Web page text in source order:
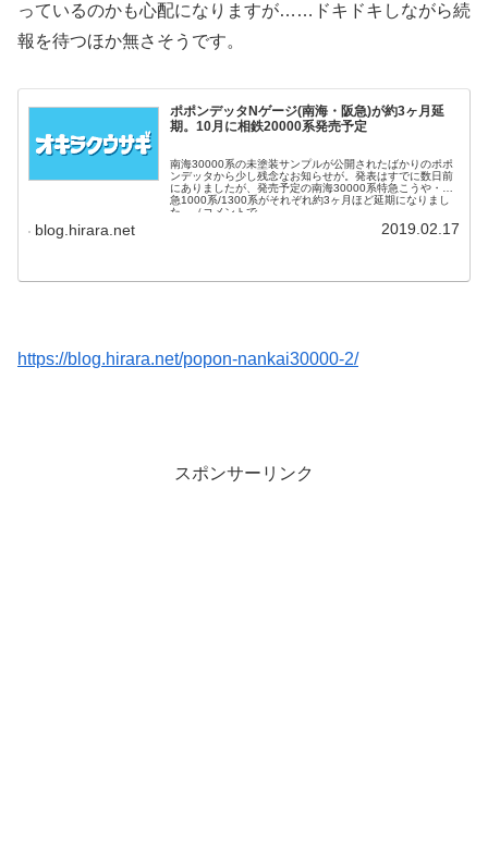
っているのかも心配になりますが……ドキドキしながら続
報を待つほか無さそうです。
ポポンデッタNゲージ(南海・阪急)が約3ヶ月延
期。10月に相鉄20000系発売予定
南海30000系の未塗装サンプルが公開されたばかりのポポ
ンデッタから少し残念なお知らせが。発表はすでに数日前
にありましたが、発売予定の南海30000系特急こうや・阪
急1000系/1300系がそれぞれ約3ヶ月ほど延期になりまし
た。（コメントで...
blog.hirara.net 2019.02.17
https://blog.hirara.net/popon-nankai30000-2/
スポンサーリンク